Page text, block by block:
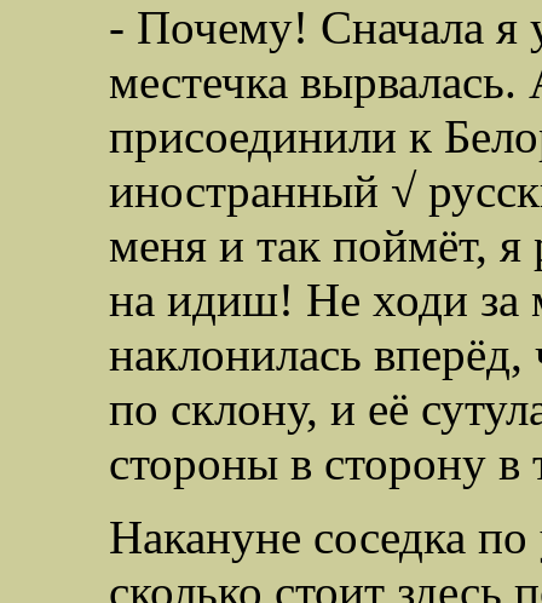
- Почему! Сначала я
местечка вырвалась.
присоединили к
иностранный √
меня и так поймёт,
на идиш! Не ходи
наклонилась
по склону, и её
стороны в сторону в
Накануне соседка по
сколько стоит здесь